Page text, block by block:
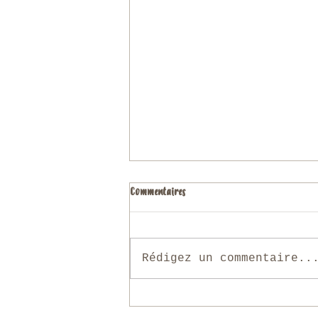
Commentaires
Rédigez un commentaire...